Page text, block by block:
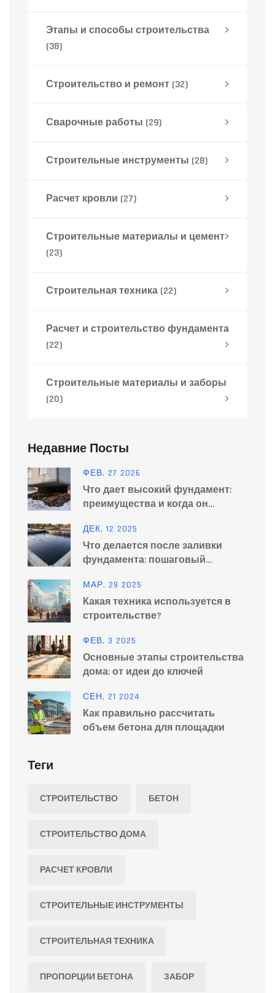
Этапы и способы строительства
(38)
Строительство и ремонт (32)
Сварочные работы (29)
Строительные инструменты (28)
Расчет кровли (27)
Строительные материалы и цемент
(23)
Строительная техника (22)
Расчет и строительство фундамента
(22)
Строительные материалы и заборы
(20)
Недавние Посты
ФЕВ, 27 2026
Что дает высокий фундамент:
преимущества и когда он
ДЕК, 12 2025
Что делается после заливки
фундамента: пошаговый
МАР, 29 2025
Какая техника используется в
строительстве?
ФЕВ, 3 2025
Основные этапы строительства
дома: от идеи до ключей
СЕН, 21 2024
Как правильно рассчитать
объем бетона для площадки
Теги
СТРОИТЕЛЬСТВО БЕТОН
СТРОИТЕЛЬСТВО ДОМА
РАСЧЕТ КРОВЛИ
СТРОИТЕЛЬНЫЕ ИНСТРУМЕНТЫ
СТРОИТЕЛЬНАЯ ТЕХНИКА
ПРОПОРЦИИ БЕТОНА ЗАБОР